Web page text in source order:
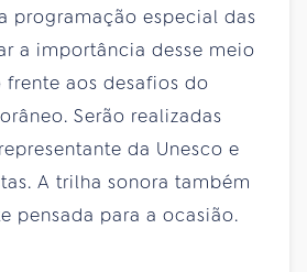
programação especial das
a importância desse meio
aos desafios do
Serão realizadas
da Unesco e
A trilha sonora também
pensada para a ocasião.